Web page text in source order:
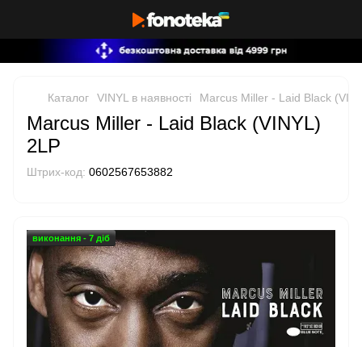
Каталог VINYL в наявності Marcus Miller - Laid Black
Marcus Miller - Laid Black (VINYL)
2LP
Штрих-код: 0602567653882
виконання - 7 діб